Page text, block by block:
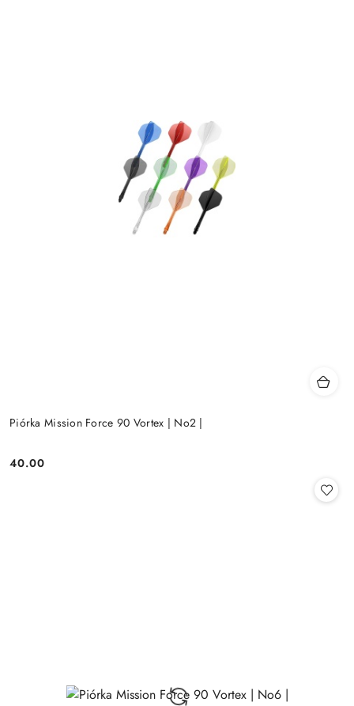
Piórka Mission Force 90 Vortex | No2 |
Cena:
40.00